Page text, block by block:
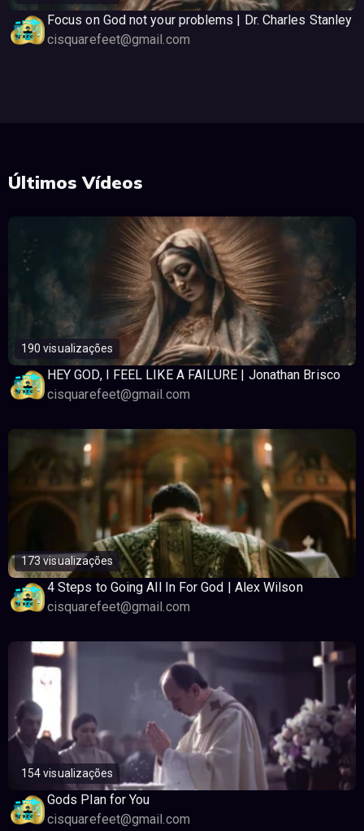
Focus on God not your problems | Dr. Charles Stanley
cisquarefeet@gmail.com
Últimos Vídeos
190 visualizações
HEY GOD, I FEEL LIKE A FAILURE | Jonathan Brisco
cisquarefeet@gmail.com
173 visualizações
4 Steps to Going All In For God | Alex Wilson
cisquarefeet@gmail.com
154 visualizações
Gods Plan for You
cisquarefeet@gmail.com